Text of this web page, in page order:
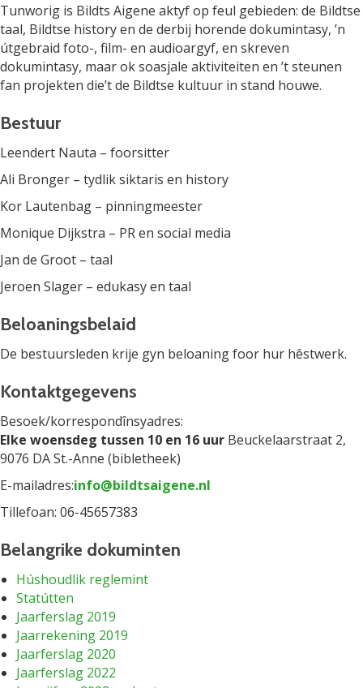
Tunworig is Bildts Aigene aktyf op feul gebieden: de Bildtse
taal, Bildtse history en de derbij horende dokumintasy, ’n
útgebraid foto-, film- en audioargyf, en skreven
dokumintasy, maar ok soasjale aktiviteiten en ’t steunen
fan projekten die’t de Bildtse kultuur in stand houwe.
Bestuur
Leendert Nauta – foorsitter
Ali Bronger – tydlik siktaris en history
Kor Lautenbag – pinningmeester
Monique Dijkstra – PR en social media
Jan de Groot – taal
Jeroen Slager – edukasy en taal
Beloaningsbelaid
De bestuursleden krije gyn beloaning foor hur hêstwerk.
Kontaktgegevens
Besoek/korrespondînsyadres:
Elke woensdeg tussen 10 en 16 uur Beuckelaarstraat 2,
9076 DA St.-Anne (bibletheek)
E-mailadres:info@bildtsaigene.nl
Tillefoan: 06-45657383
Belangrike dokuminten
Húshoudlik reglemint
Statútten
Jaarferslag 2019
Jaarrekening 2019
Jaarferslag 2020
Jaarferslag 2022